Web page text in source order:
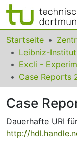
Bereiche &
Das gesamte
Statistiken
FAQ
Leitlinien
Zurück zur
Startseite
Case Reports
Case
Dauerhafte URI
http://